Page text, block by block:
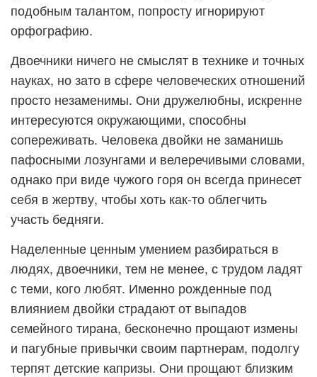
подобным талантом, попросту игнорируют
орфографию.
Двоечники ничего не смыслят в технике и точных
науках, но зато в сфере человеческих отношений
просто незаменимы. Они дружелюбны, искренне
интересуются окружающими, способны
сопереживать. Человека двойки не заманишь
пафосными лозунгами и велеречивыми словами,
однако при виде чужого горя он всегда принесет
себя в жертву, чтобы хоть как-то облегчить
участь бедняги.
Наделенные ценным умением разбираться в
людях, двоечники, тем не менее, с трудом ладят
с теми, кого любят. Именно рожденные под
влиянием двойки страдают от выпадов
семейного тирана, бесконечно прощают измены
и пагубные привычки своим партнерам, подолгу
терпят детские капризы. Они прощают близким